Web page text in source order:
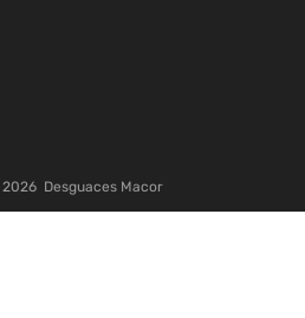
2026 Desguaces Macor